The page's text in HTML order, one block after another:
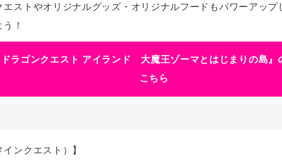
ストやオリジナルグッズ・オリジナルフードもパワーアッ
！
ドラゴンクエスト アイランド 大魔王ゾーマとはじまりの島』
こちら
ンクエスト）】